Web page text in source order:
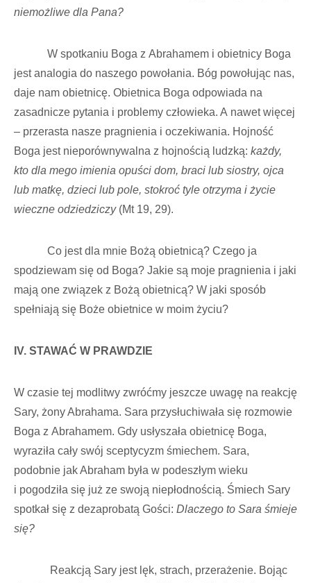
niemożliwe dla Pana?
W spotkaniu Boga z Abrahamem i obietnicy Boga
jest analogia do naszego powołania. Bóg powołując nas,
daje nam obietnicę. Obietnica Boga odpowiada na
zasadnicze pytania i problemy człowieka. A nawet więcej
– przerasta nasze pragnienia i oczekiwania. Hojność
Boga jest nieporównywalna z hojnością ludzką: każdy,
kto dla mego imienia opuści dom, braci lub siostry, ojca
lub matkę, dzieci lub pole, stokroć tyle otrzyma i życie
wieczne odziedziczy (Mt 19, 29).
Co jest dla mnie Bożą obietnicą? Czego ja
spodziewam się od Boga? Jakie są moje pragnienia i jaki
mają one związek z Bożą obietnicą? W jaki sposób
spełniają się Boże obietnice w moim życiu?
IV. STAWAĆ W PRAWDZIE
W czasie tej modlitwy zwróćmy jeszcze uwagę na reakcję
Sary, żony Abrahama. Sara przysłuchiwała się rozmowie
Boga z Abrahamem. Gdy usłyszała obietnicę Boga,
wyraziła cały swój sceptycyzm śmiechem. Sara,
podobnie jak Abraham była w podeszłym wieku
i pogodziła się już ze swoją niepłodnością. Śmiech Sary
spotkał się z dezaprobatą Gości: Dlaczego to Sara śmieje
się?
Reakcją Sary jest lęk, strach, przerażenie. Bojąc